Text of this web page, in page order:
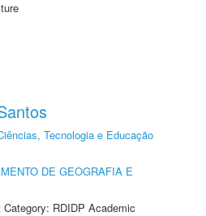
Tecnologia e Educação
DE GEOGRAFIA E
RDIDP Academic